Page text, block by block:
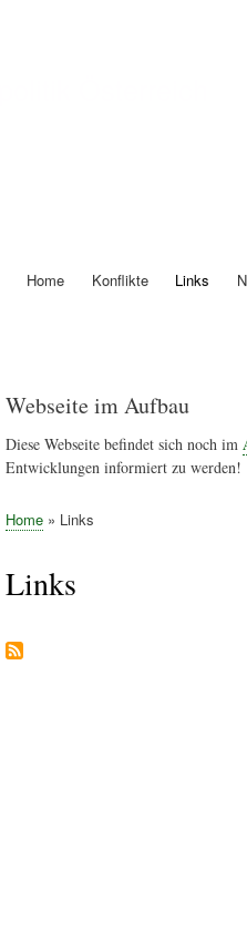
Home Konflikte Links
Webseite im Aufbau
Diese Webseite befindet sich noch im
Entwicklungen informiert zu werden!
Home Links
Links